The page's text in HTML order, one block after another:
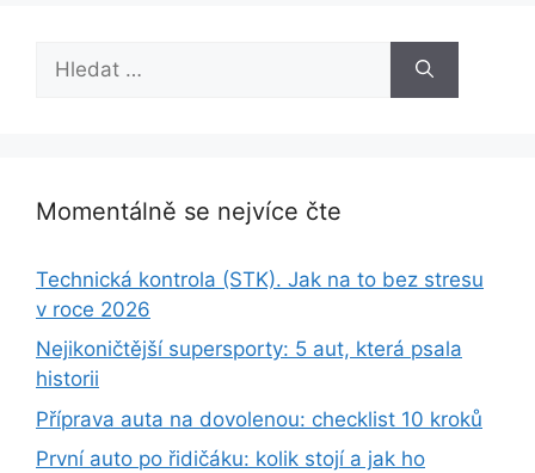
Momentálně se nejvíce čte
Technická kontrola (STK). Jak na to bez stresu
v roce 2026
Nejikoničtější supersporty: 5 aut, která psala
historii
Příprava auta na dovolenou: checklist 10 kroků
První auto po řidičáku: kolik stojí a jak ho